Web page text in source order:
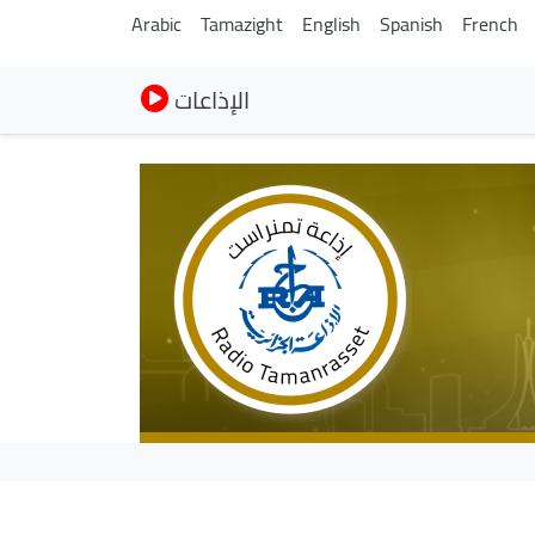
Arabic Tamazight English Spanish French
الإذاعات